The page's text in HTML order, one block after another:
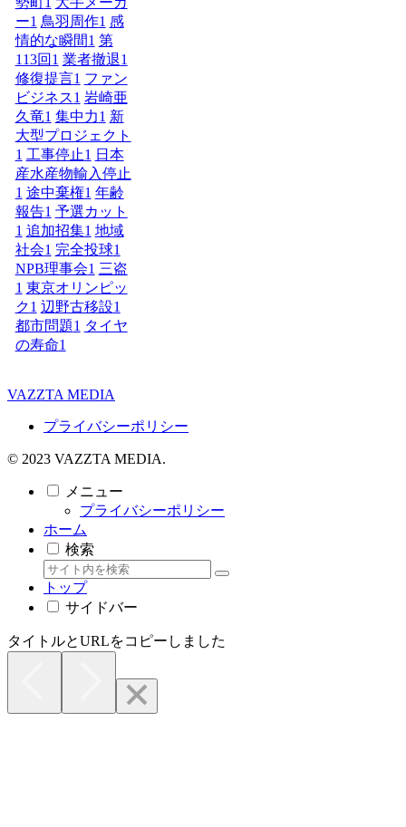
ー1 鳥羽周作1 感
情的な瞬間1 第
113回 1 業者撤退1
修復提言1 ファン
ビジネス1 岩崎亜
久竜1 集中力1 新
大型プロジェクト
1 工事停止1 日本
産水産物輸入停止
1 途中棄権1 年齢
報告1 予選カット
1 追加招集1 地域
社会1 完全投球1
NPB理事会1 三盗
1 東京オリンピッ
ク1 辺野古移設1
都市問題1 タイヤ
の寿命1
VAZZTA MEDIA
プライバシーポリシー
© 2023 VAZZTA MEDIA.
メニュー
プライバシーポリシー
ホーム
検索
トップ
サイドバー
タイトルとURLをコピーしました